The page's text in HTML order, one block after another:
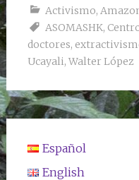
Activismo,
ASOMASHK,
doctores,
Ucayali, Walter López
Español
English